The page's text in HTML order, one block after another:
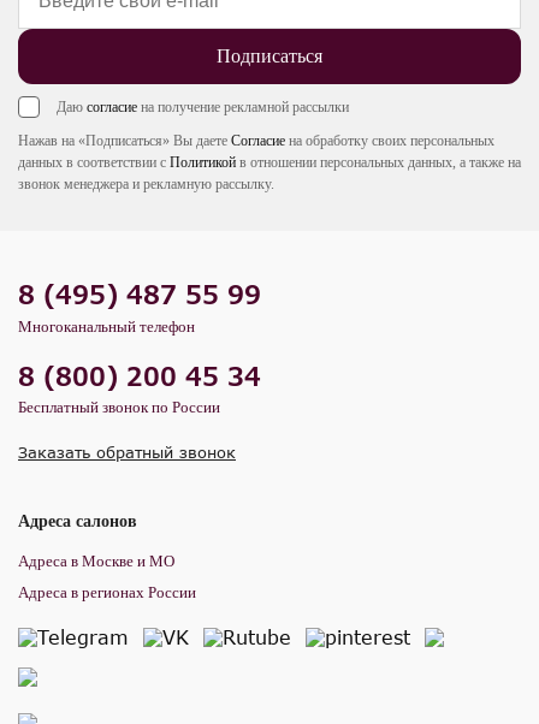
Подписаться
Даю согласие на получение рекламной рассылки
Нажав на «Подписаться» Вы даете Согласие на обработку своих персональных
данных в соответствии с Политикой в отношении персональных данных, а также на
звонок менеджера и рекламную рассылку.
8 (495) 487 55 99
Многоканальный телефон
8 (800) 200 45 34
Бесплатный звонок по России
Заказать обратный звонок
Адреса салонов
Адреса в Москве и МО
Адреса в регионах России